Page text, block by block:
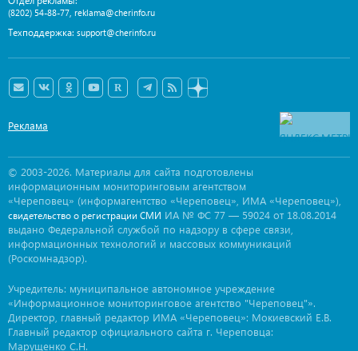
(8202) 54-88-77, reklama@cherinfo.ru
Техподдержка: support@cherinfo.ru
Реклама
© 2003-2026. Материалы для сайта подготовлены
информационным мониторинговым агентством
«Череповец» (информагентство «Череповец», ИМА «Череповец»),
свидетельство о регистрации СМИ ИА № ФС 77 — 59024 от 18.08.2014
выдано Федеральной службой по надзору в сфере связи,
информационных технологий и массовых коммуникаций
(Роскомнадзор).
Учредитель: муниципальное автономное учреждение
«Информационное мониторинговое агентство "Череповец"».
Директор, главный редактор ИМА «Череповец»: Мокиевский Е.В.
Главный редактор официального сайта г. Череповца:
Марущенко С.Н.